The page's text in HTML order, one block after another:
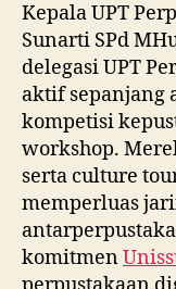
Kepala UPT
Sunarti SPd
delegasi UPT
aktif sepanjang
kompetisi
workshop.
serta culture
memperluas
komitmen